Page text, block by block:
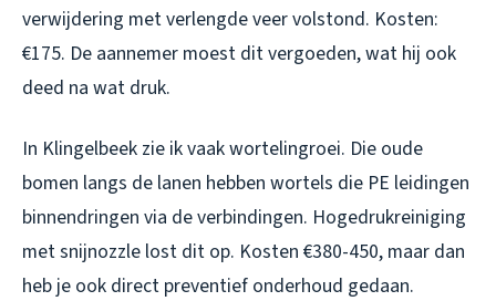
verwijdering met verlengde veer volstond. Kosten:
€175. De aannemer moest dit vergoeden, wat hij ook
deed na wat druk.
In Klingelbeek zie ik vaak wortelingroei. Die oude
bomen langs de lanen hebben wortels die PE leidingen
binnendringen via de verbindingen. Hogedrukreiniging
met snijnozzle lost dit op. Kosten €380-450, maar dan
heb je ook direct preventief onderhoud gedaan.